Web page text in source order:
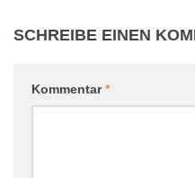
SCHREIBE EINEN
Kommentar*